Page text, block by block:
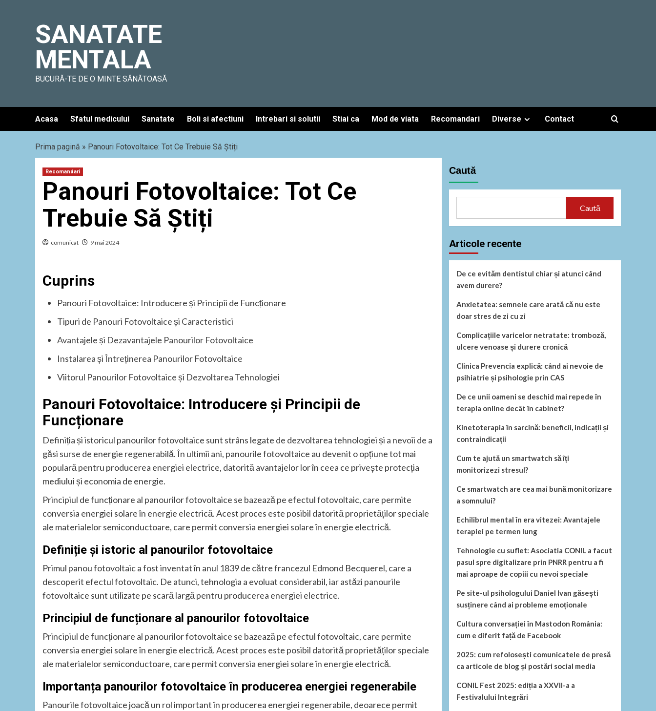
SANATATE
MENTALA
BUCURĂ-TE DE O MINTE SĂNĂTOASĂ
Acasa Sfatul medicului Sanatate Boli si afectiuni Intrebari si solutii Stiai ca Mod de viata Recomandari Diverse Contact
Prima pagină » Panouri Fotovoltaice: Tot Ce Trebuie Să Știți
Recomandari
Panouri Fotovoltaice: Tot Ce
Trebuie Să Știți
comunicat 9 mai 2024
Cuprins
Panouri Fotovoltaice: Introducere și Principii de Funcționare
Tipuri de Panouri Fotovoltaice și Caracteristici
Avantajele și Dezavantajele Panourilor Fotovoltaice
Instalarea și Întreținerea Panourilor Fotovoltaice
Viitorul Panourilor Fotovoltaice și Dezvoltarea Tehnologiei
Panouri Fotovoltaice: Introducere și Principii de
Funcționare
Definiția și istoricul panourilor fotovoltaice sunt strâns legate de dezvoltarea tehnologiei și a nevoii de a
găsi surse de energie regenerabilă. În ultimii ani, panourile fotovoltaice au devenit o opțiune tot mai
populară pentru producerea energiei electrice, datorită avantajelor lor în ceea ce privește protecția
mediului și economia de energie.
Principiul de funcționare al panourilor fotovoltaice se bazează pe efectul fotovoltaic, care permite
conversia energiei solare în energie electrică. Acest proces este posibil datorită proprietăților speciale
ale materialelor semiconductoare, care permit conversia energiei solare în energie electrică.
Definiție și istoric al panourilor fotovoltaice
Primul panou fotovoltaic a fost inventat în anul 1839 de către francezul Edmond Becquerel, care a
descoperit efectul fotovoltaic. De atunci, tehnologia a evoluat considerabil, iar astăzi panourile
fotovoltaice sunt utilizate pe scară largă pentru producerea energiei electrice.
Principiul de funcționare al panourilor fotovoltaice
Principiul de funcționare al panourilor fotovoltaice se bazează pe efectul fotovoltaic, care permite
conversia energiei solare în energie electrică. Acest proces este posibil datorită proprietăților speciale
ale materialelor semiconductoare, care permit conversia energiei solare în energie electrică.
Importanța panourilor fotovoltaice în producerea energiei regenerabile
Panourile fotovoltaice joacă un rol important în producerea energiei regenerabile, deoarece permit
Caută
Caută
Articole recente
De ce evităm dentistul chiar și atunci când
avem durere?
Anxietatea: semnele care arată că nu este
doar stres de zi cu zi
Complicațiile varicelor netratate: tromboză,
ulcere venoase și durere cronică
Clinica Prevencia explică: când ai nevoie de
psihiatrie și psihologie prin CAS
De ce unii oameni se deschid mai repede în
terapia online decât în cabinet?
Kinetoterapia în sarcină: beneficii, indicații și
contraindicații
Cum te ajută un smartwatch să îți
monitorizezi stresul?
Ce smartwatch are cea mai bună monitorizare
a somnului?
Echilibrul mental în era vitezei: Avantajele
terapiei pe termen lung
Tehnologie cu suflet: Asociatia CONIL a facut
pasul spre digitalizare prin PNRR pentru a fi
mai aproape de copiii cu nevoi speciale
Pe site-ul psihologului Daniel Ivan găsești
susținere când ai probleme emoționale
Cultura conversației în Mastodon România:
cum e diferit față de Facebook
2025: cum refolosești comunicatele de presă
ca articole de blog și postări social media
CONIL Fest 2025: ediția a XXVII-a a
Festivalului Integrări